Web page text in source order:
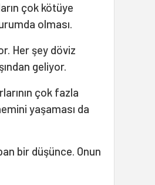
çok kötüye
olması.
Her şey döviz
geliyor.
çok fazla
yaşaması da
bir düşünce. Onun